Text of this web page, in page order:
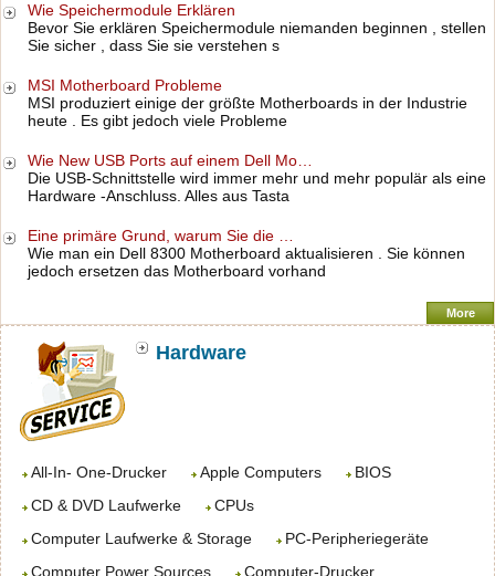
Wie Speichermodule Erklären
Bevor Sie erklären Speichermodule niemanden beginnen , stellen
Sie sicher , dass Sie sie verstehen s
MSI Motherboard Probleme
MSI produziert einige der größte Motherboards in der Industrie
heute . Es gibt jedoch viele Probleme
Wie New USB Ports auf einem Dell Mo…
Die USB-Schnittstelle wird immer mehr und mehr populär als eine
Hardware -Anschluss. Alles aus Tasta
Eine primäre Grund, warum Sie die …
Wie man ein Dell 8300 Motherboard aktualisieren . Sie können
jedoch ersetzen das Motherboard vorhand
More
Hardware
All-In- One-Drucker Apple Computers
BIOS
CD & DVD Laufwerke
CPUs
Computer Laufwerke & Storage
PC-Peripheriegeräte
Computer Power Sources
Computer-Drucker